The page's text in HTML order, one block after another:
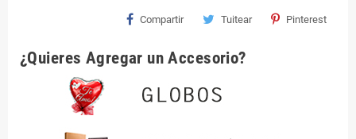
Compartir Tuitear Pinterest
¿Quieres Agregar un Accesorio?